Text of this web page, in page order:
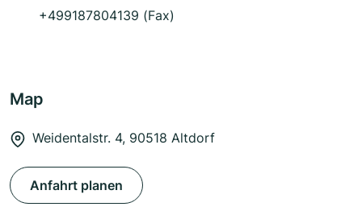
+499187804139 (Fax)
Map
Weidentalstr. 4, 90518 Altdorf
Anfahrt planen